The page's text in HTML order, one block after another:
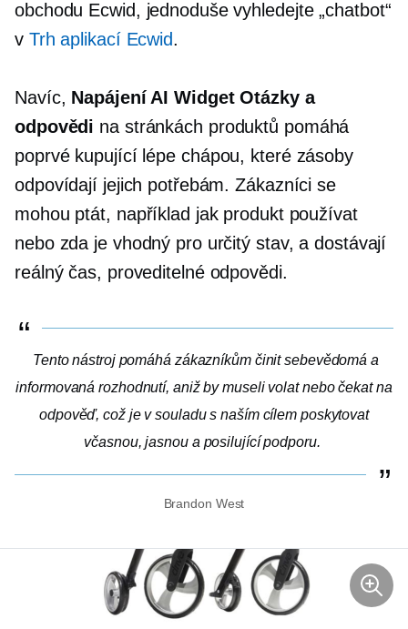
obchodu Ecwid, jednoduše vyhledejte „chatbot“
v Trh aplikací Ecwid.
Navíc, Napájení AI Widget Otázky a
odpovědi na stránkách produktů pomáhá
poprvékupující lépe chápou, které zásoby
odpovídají jejich potřebám. Zákazníci se
mohou ptát, například jak produkt používat
nebo zda je vhodný pro určitý stav, a dostávají
reálný čas, proveditelné odpovědi.
Tento nástroj pomáhá zákazníkům činit sebevědomá a
informovaná rozhodnutí, aniž by museli volat nebo čekat na
odpověď, což je v souladu s naším cílem poskytovat
včasnou, jasnou a posilující podporu.
Brandon West